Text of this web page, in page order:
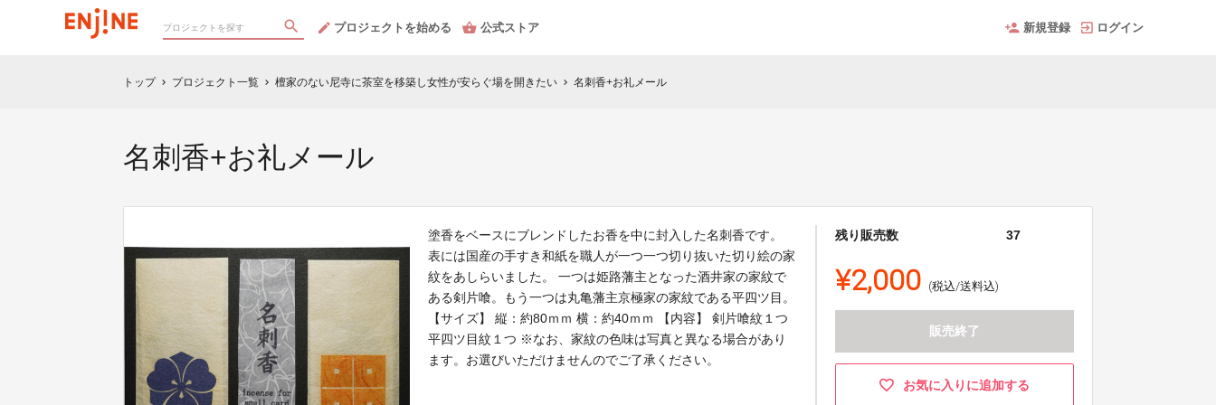
プロジェクトを始める 公式ストア 新規登録 ログイン
トップ chevron_right プロジェクト一覧 chevron_right 檀家のない尼寺に茶室を移築し女性が安らぐ場を開きたい chevron_right 名刺香+お礼メール
名刺香+お礼メール
塗香をベースにブレンドしたお香を中に封入した名刺香です。
表には国産の手すき和紙を職人が一つ一つ切り抜いた切り絵の家
紋をあしらいました。 一つは姫路藩主となった酒井家の家紋で
ある剣片喰。もう一つは丸亀藩主京極家の家紋である平四ツ目。
【サイズ】 縦：約80ｍｍ 横：約40ｍｍ 【内容】 剣片喰紋１つ
平四ツ目紋１つ ※なお、家紋の色味は写真と異なる場合があり
ます。お選びいただけませんのでご了承ください。
残り販売数 37
¥2,000 (税込/送料込)
販売終了
お気に入りに追加する